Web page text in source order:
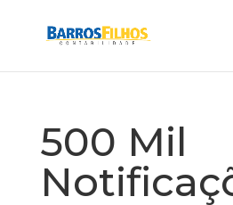
500 Mil